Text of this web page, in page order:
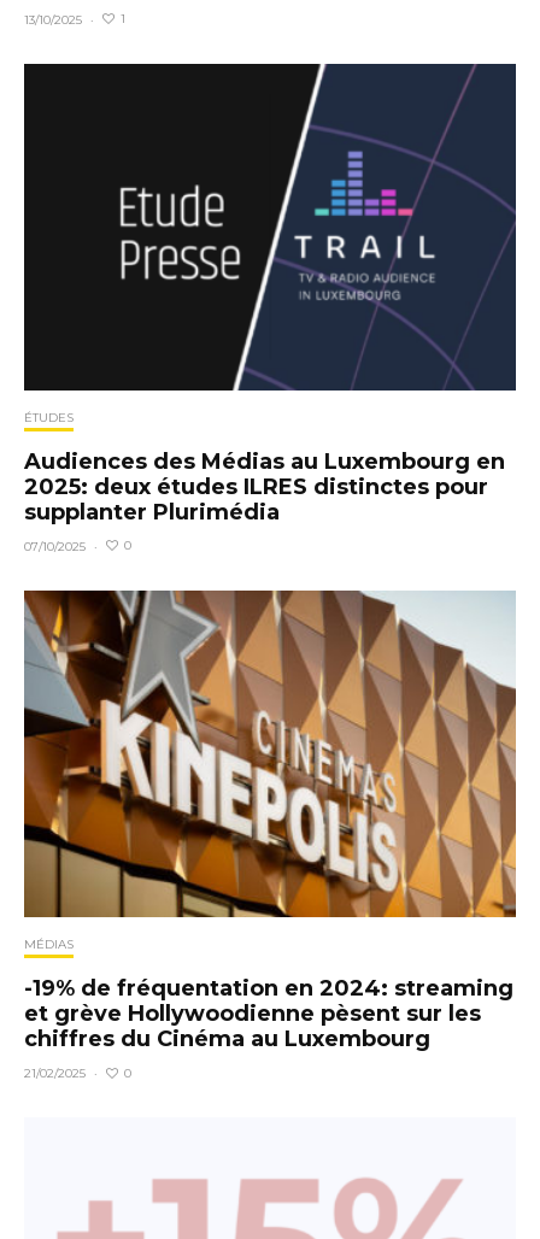
13/10/2025 · 1
ÉTUDES
Audiences des Médias au Luxembourg en
2025: deux études ILRES distinctes pour
supplanter Plurimédia
07/10/2025 · 0
MÉDIAS
-19% de fréquentation en 2024: streaming
et grève Hollywoodienne pèsent sur les
chiffres du Cinéma au Luxembourg
21/02/2025 · 0